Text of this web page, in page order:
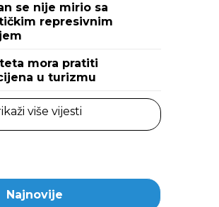
se nije mirio sa
represivnim
mora pratiti
u turizmu
više vijesti
Najnovije